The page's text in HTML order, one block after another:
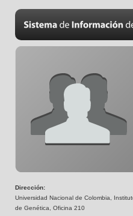
Dirección:
Universidad Nacional de Colombia,
de Genética, Oficina 210